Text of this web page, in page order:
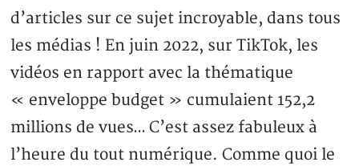
d’articles sur ce sujet incroyable, dans tous
les médias ! En juin 2022, sur TikTok, les
vidéos en rapport avec la thématique
« enveloppe budget » cumulaient 152,2
millions de vues… C’est assez fabuleux à
l’heure du tout numérique. Comme quoi le